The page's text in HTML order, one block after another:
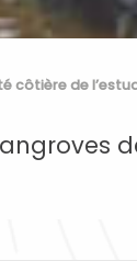
côtière de